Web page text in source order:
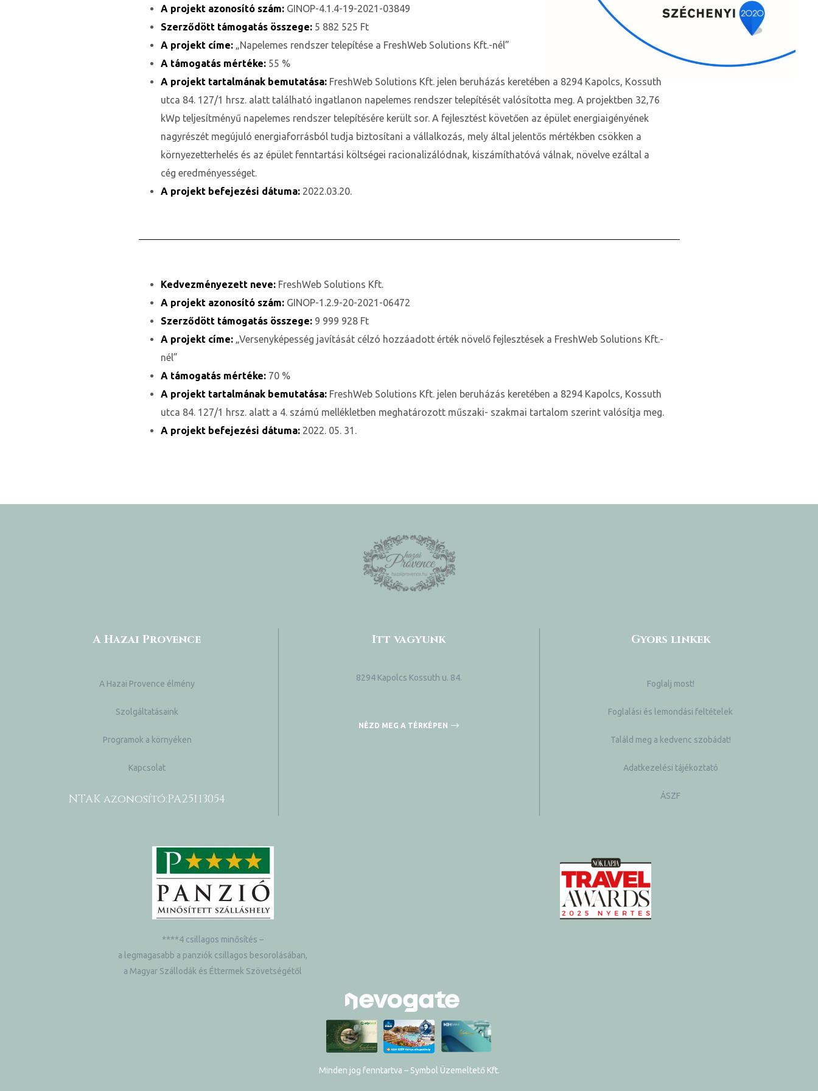
A projekt azonosító szám: GINOP-4.1.4-19-2021-03849
Szerződött támogatás összege: 5 882 525 Ft
A projekt címe: „Napelemes rendszer telepítése a FreshWeb Solutions Kft.-nél”
A támogatás mértéke: 55 %
A projekt tartalmának bemutatása: FreshWeb Solutions Kft. jelen beruházás keretében a 8294 Kapolcs, Kossuth
utca 84. 127/1 hrsz. alatt található ingatlanon napelemes rendszer telepítését valósította meg. A projektben 32,76
kWp teljesítményű napelemes rendszer telepítésére került sor. A fejlesztést követően az épület energiaigényének
nagyrészét megújuló energiaforrásból tudja biztosítani a vállalkozás, mely által jelentős mértékben csökken a
környezetterhelés és az épület fenntartási költségei racionalizálódnak, kiszámíthatóvá válnak, növelve ezáltal a
cég eredményességet.
A projekt befejezési dátuma: 2022.03.20.
Kedvezményezett neve: FreshWeb Solutions Kft.
A projekt azonosító szám: GINOP-1.2.9-20-2021-06472
Szerződött támogatás összege: 9 999 928 Ft
A projekt címe: „Versenyképesség javítását célzó hozzáadott érték növelő fejlesztések a FreshWeb Solutions Kft.-
nél”
A támogatás mértéke: 70 %
A projekt tartalmának bemutatása: FreshWeb Solutions Kft. jelen beruházás keretében a 8294 Kapolcs, Kossuth
utca 84. 127/1 hrsz. alatt a 4. számú mellékletben meghatározott műszaki- szakmai tartalom szerint valósítja meg.
A projekt befejezési dátuma: 2022. 05. 31.
A Hazai Provence
A Hazai Provence élmény
Szolgáltatásaink
Programok a környéken
Kapcsolat
NTAK azonosító:PA25113054
Itt vagyunk
8294 Kapolcs Kossuth u. 84.
NÉZD MEG A TÉRKÉPEN
Gyors linkek
Foglalj most!
Foglalási és lemondási feltételek
Találd meg a kedvenc szobádat!
Adatkezelési tájékoztató
ÁSZF
****4 csillagos minősítés –
a legmagasabb a panziók csillagos besorolásában,
a Magyar Szállodák és Éttermek Szövetségétől
Minden jog fenntartva – Symbol Üzemeltető Kft.